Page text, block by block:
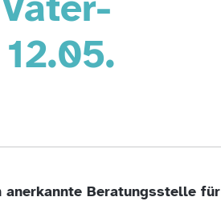
Beratungsstelle für